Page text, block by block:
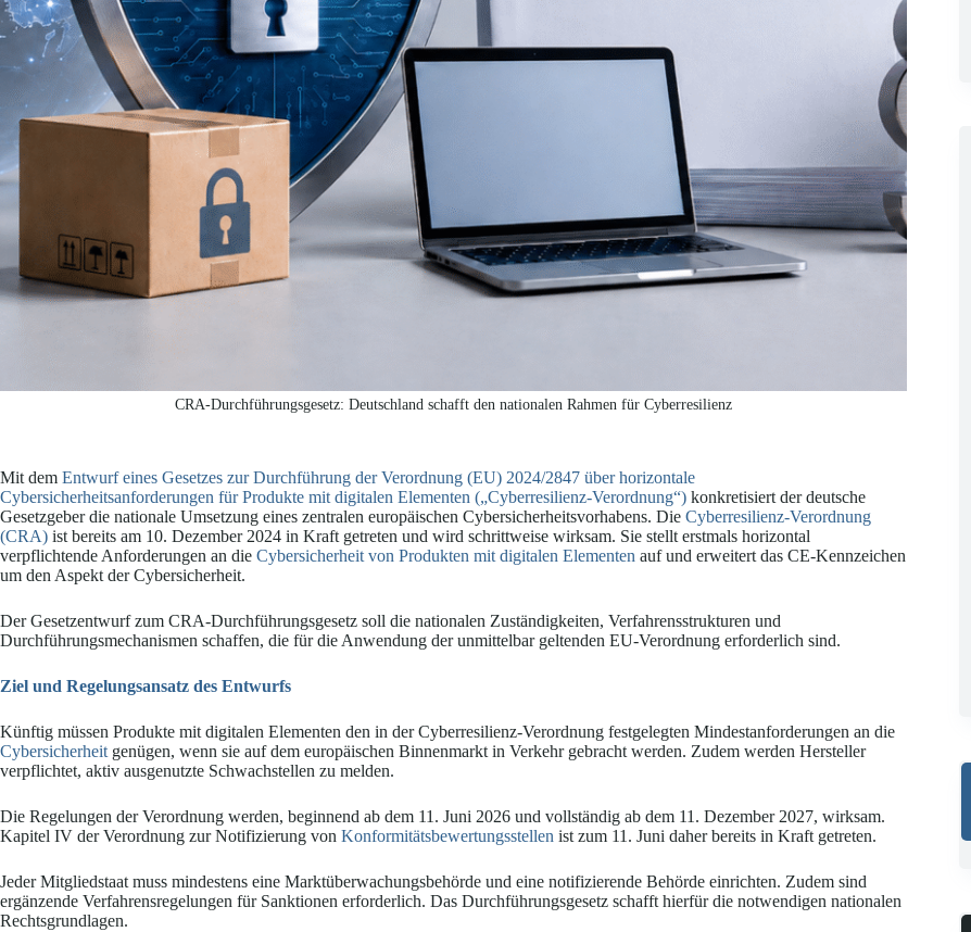
CRA-Durchführungsgesetz: Deutschland schafft den nationalen Rahmen für Cyberresilienz
Mit dem Entwurf eines Gesetzes zur Durchführung der Verordnung (EU) 2024/2847 über horizontale
Cybersicherheitsanforderungen für Produkte mit digitalen Elementen („Cyberresilienz-Verordnung“) konkretisiert der deutsche
Gesetzgeber die nationale Umsetzung eines zentralen europäischen Cybersicherheitsvorhabens. Die Cyberresilienz-Verordnung
(CRA) ist bereits am 10. Dezember 2024 in Kraft getreten und wird schrittweise wirksam. Sie stellt erstmals horizontal
verpflichtende Anforderungen an die Cybersicherheit von Produkten mit digitalen Elementen auf und erweitert das CE-Kennzeichen
um den Aspekt der Cybersicherheit.
Der Gesetzentwurf zum CRA-Durchführungsgesetz soll die nationalen Zuständigkeiten, Verfahrensstrukturen und
Durchführungsmechanismen schaffen, die für die Anwendung der unmittelbar geltenden EU-Verordnung erforderlich sind.
Ziel und Regelungsansatz des Entwurfs
Künftig müssen Produkte mit digitalen Elementen den in der Cyberresilienz-Verordnung festgelegten Mindestanforderungen an die
Cybersicherheit genügen, wenn sie auf dem europäischen Binnenmarkt in Verkehr gebracht werden. Zudem werden Hersteller
verpflichtet, aktiv ausgenutzte Schwachstellen zu melden.
Die Regelungen der Verordnung werden, beginnend ab dem 11. Juni 2026 und vollständig ab dem 11. Dezember 2027, wirksam.
Kapitel IV der Verordnung zur Notifizierung von Konformitätsbewertungsstellen ist zum 11. Juni daher bereits in Kraft getreten.
Jeder Mitgliedstaat muss mindestens eine Marktüberwachungsbehörde und eine notifizierende Behörde einrichten. Zudem sind
ergänzende Verfahrensregelungen für Sanktionen erforderlich. Das Durchführungsgesetz schafft hierfür die notwendigen nationalen
Rechtsgrundlagen.